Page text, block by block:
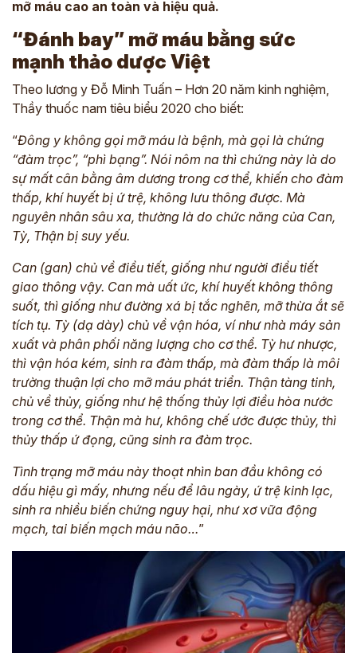
mỡ máu cao an toàn và hiệu quả.
“Đánh bay” mỡ máu bằng sức
mạnh thảo dược Việt
Theo lương y Đỗ Minh Tuấn – Hơn 20 năm kinh nghiệm,
Thầy thuốc nam tiêu biểu 2020 cho biết:
“Đông y không gọi mỡ máu là bệnh, mà gọi là chứng
“đàm trọc”, “phì bạng”. Nói nôm na thì chứng này là do
sự mất cân bằng âm dương trong cơ thể, khiến cho đàm
thấp, khí huyết bị ứ trệ, không lưu thông được. Mà
nguyên nhân sâu xa, thường là do chức năng của Can,
Tỳ, Thận bị suy yếu.
Can (gan) chủ về điều tiết, giống như người điều tiết
giao thông vậy. Can mà uất ức, khí huyết không thông
suốt, thì giống như đường xá bị tắc nghẽn, mỡ thừa ắt sẽ
tích tụ. Tỳ (dạ dày) chủ về vận hóa, ví như nhà máy sản
xuất và phân phối năng lượng cho cơ thể. Tỳ hư nhược,
thì vận hóa kém, sinh ra đàm thấp, mà đàm thấp là môi
trường thuận lợi cho mỡ máu phát triển. Thận tàng tinh,
chủ về thủy, giống như hệ thống thủy lợi điều hòa nước
trong cơ thể. Thận mà hư, không chế ước được thủy, thì
thủy thấp ứ đọng, cũng sinh ra đàm trọc.
Tình trạng mỡ máu này thoạt nhìn ban đầu không có
dấu hiệu gì mấy, nhưng nếu để lâu ngày, ứ trệ kinh lạc,
sinh ra nhiều biến chứng nguy hại, như xơ vữa động
mạch, tai biến mạch máu não…”